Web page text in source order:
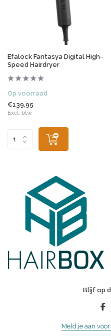
Efalock Fantasya Digital High-
Speed Hairdryer
Op voorraad
€139,95
Excl. btw
Blijf op
Meld je aan